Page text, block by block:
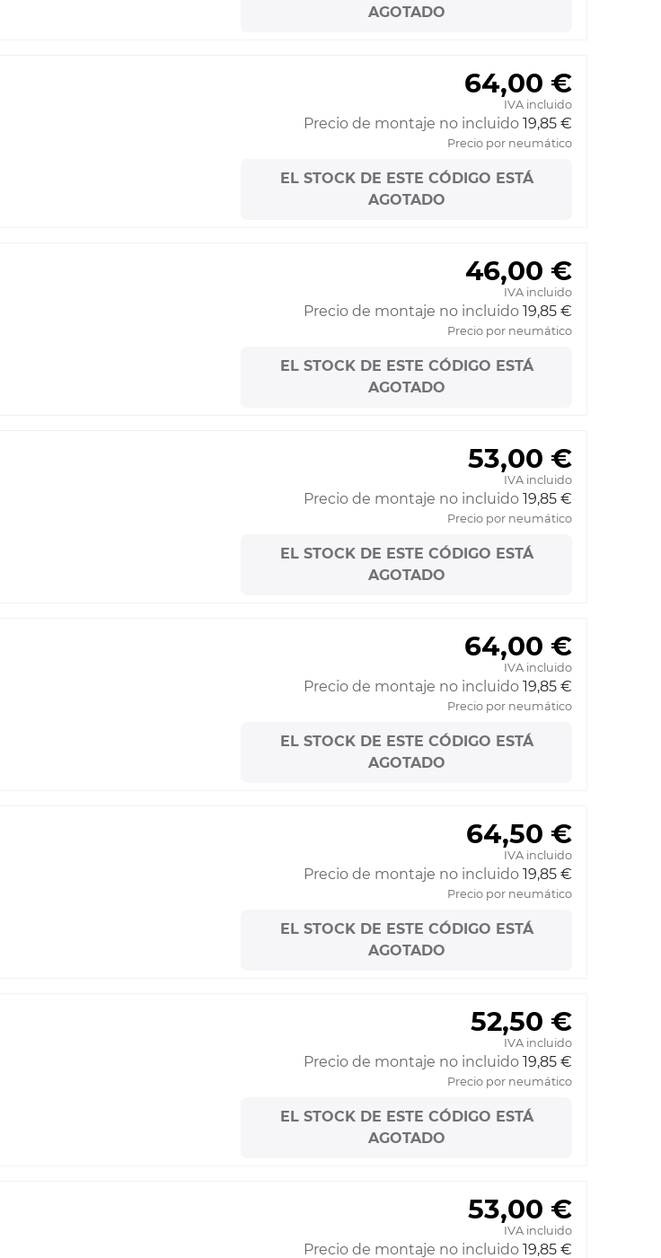
AGOTADO
64,00 €
IVA incluido
Precio de montaje no incluido 19,85 €
Precio por neumático
EL STOCK DE ESTE CÓDIGO ESTÁ
AGOTADO
46,00 €
IVA incluido
Precio de montaje no incluido 19,85 €
Precio por neumático
EL STOCK DE ESTE CÓDIGO ESTÁ
AGOTADO
53,00 €
IVA incluido
Precio de montaje no incluido 19,85 €
Precio por neumático
EL STOCK DE ESTE CÓDIGO ESTÁ
AGOTADO
64,00 €
IVA incluido
Precio de montaje no incluido 19,85 €
Precio por neumático
EL STOCK DE ESTE CÓDIGO ESTÁ
AGOTADO
64,50 €
IVA incluido
Precio de montaje no incluido 19,85 €
Precio por neumático
EL STOCK DE ESTE CÓDIGO ESTÁ
AGOTADO
52,50 €
IVA incluido
Precio de montaje no incluido 19,85 €
Precio por neumático
EL STOCK DE ESTE CÓDIGO ESTÁ
AGOTADO
53,00 €
IVA incluido
Precio de montaje no incluido 19,85 €